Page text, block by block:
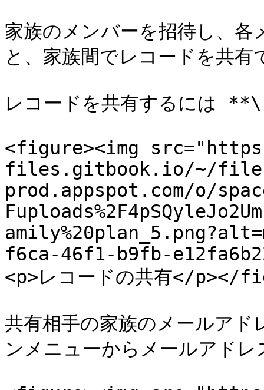
家族のメンバーを招待し、
と、家族間でレコードを共
レコードを共有するには
<figure><img
files.gitbook.io/~/
prod.appspot.com/o/
f6ca-46f1-b9fb-
<p>レコードの共有</
共有相手の家族のメールア
ンメニューからメールアド